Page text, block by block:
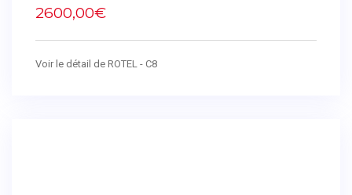
2600,00€
Voir le détail de ROTEL - C8